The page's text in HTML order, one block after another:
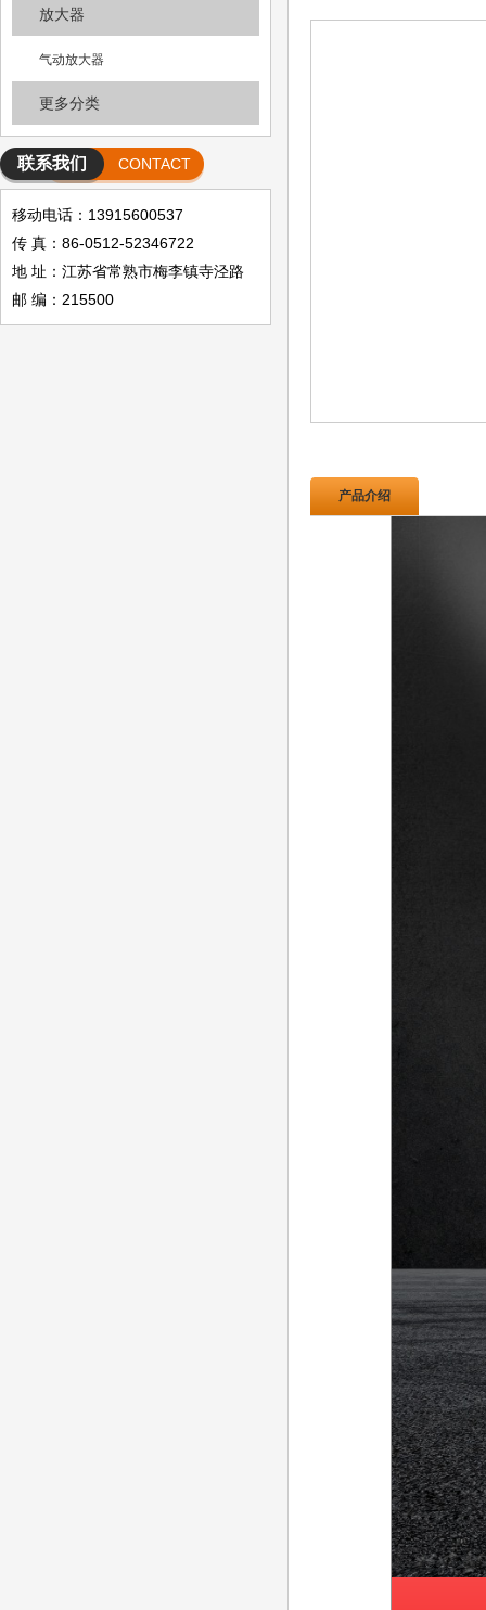
放大器
气动放大器
更多分类
联系我们 CONTACT
移动电话：13915600537
传 真：86-0512-52346722
地 址：江苏省常熟市梅李镇寺泾路
邮 编：215500
产品介绍